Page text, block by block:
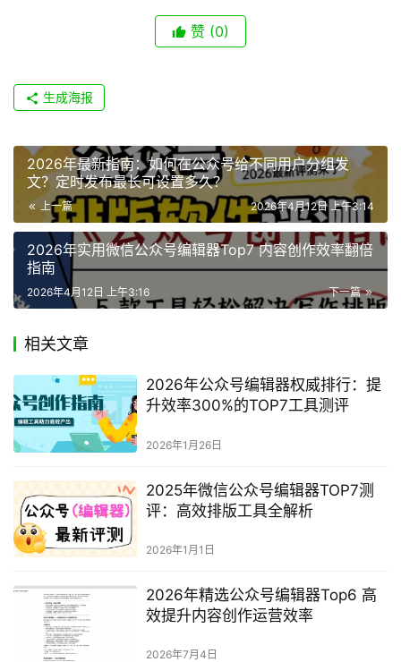
赞 (0)
生成海报
2026年最新指南：如何在公众号给不同用户分组发
文？定时发布最长可设置多久？
上一篇 2026年4月12日 上午3:14
2026年实用微信公众号编辑器Top7 内容创作效率翻倍
指南
下一篇
2026年4月12日 上午3:16
相关文章
2026年公众号编辑器权威排行：提
升效率300%的TOP7工具测评
2026年1月26日
2025年微信公众号编辑器TOP7测
评：高效排版工具全解析
2026年1月1日
2026年精选公众号编辑器Top6 高
效提升内容创作运营效率
2026年7月4日